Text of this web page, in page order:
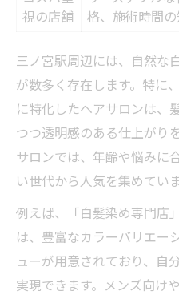
視の店舗
格、施術時間
三ノ宮駅周辺には、自然な
が数多く存在します。特に
に特化したヘアサロンは、
つつ透明感のある仕上がり
サロンでは、年齢や悩みに
い世代から人気を集めていま
例えば、「白髪染め専門店
は、豊富なカラーバリエー
ューが用意されており、自
実現できます。メンズ向け